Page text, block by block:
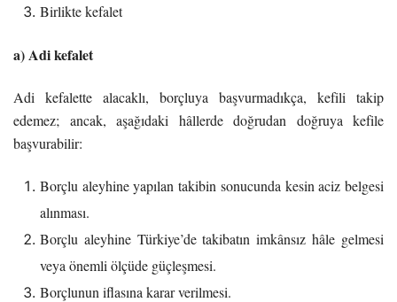
Birlikte kefalet
a) Adi kefalet
Adi kefalette alacaklı, borçluya başvurmadıkça, kefili takip
edemez; ancak, aşağıdaki hâllerde doğrudan doğruya kefile
başvurabilir:
Borçlu aleyhine yapılan takibin sonucunda kesin aciz belgesi
alınması.
Borçlu aleyhine Türkiye’de takibatın imkânsız hâle gelmesi
veya önemli ölçüde güçleşmesi.
Borçlunun iflasına karar verilmesi.